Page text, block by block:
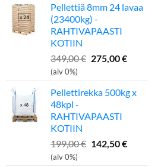
Pellettiä 8mm 24 lavaa
(23400kg) -
RAHTIVAPAASTI
KOTIIN
349,00€ Alkuperäinen
349,00 €.
275,00€Nykyinen
275,00 €.
(alv 0%)
Pellettirekka 500kg x
48kpl -
RAHTIVAPAASTI
KOTIIN
199,00€ Alkuperäinen
142,50€Nykyinen
(alv 0%)